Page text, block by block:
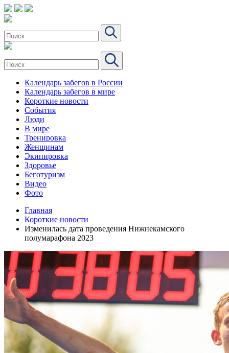
Календарь забегов в России
Календарь забегов в мире
Короткие новости
События
Люди
В мире
Тренировка
Женщинам
Экипировка
Здоровье
Беготуризм
Видео
Фото
Главная
Короткие новости
Изменилась дата проведения Нижнекамского
полумарафона 2023